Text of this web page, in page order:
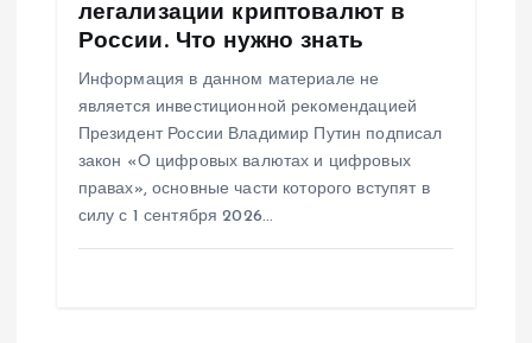
легализации криптовалют в
России. Что нужно знать
Информация в данном материале не
является инвестиционной рекомендацией
Президент России Владимир Путин подписал
закон «О цифровых валютах и цифровых
правах», основные части которого вступят в
силу с 1 сентября 2026…